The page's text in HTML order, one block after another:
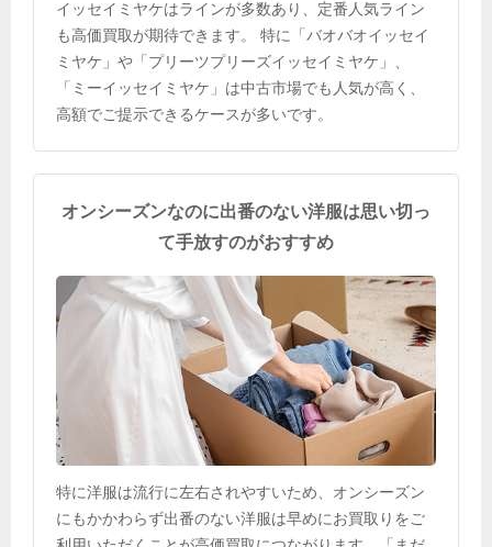
イッセイミヤケはラインが多数あり、定番人気ライン
も高価買取が期待できます。 特に「バオバオイッセイ
ミヤケ」や「プリーツプリーズイッセイミヤケ」、
「ミーイッセイミヤケ」は中古市場でも人気が高く、
高額でご提示できるケースが多いです。
オンシーズンなのに出番のない洋服は思い切っ
て手放すのがおすすめ
特に洋服は流行に左右されやすいため、オンシーズン
にもかかわらず出番のない洋服は早めにお買取りをご